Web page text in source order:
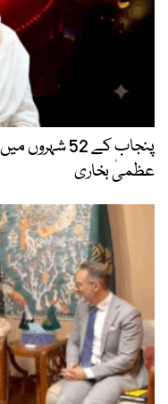
پنجاب کے 52
عظمیٰ بخاری